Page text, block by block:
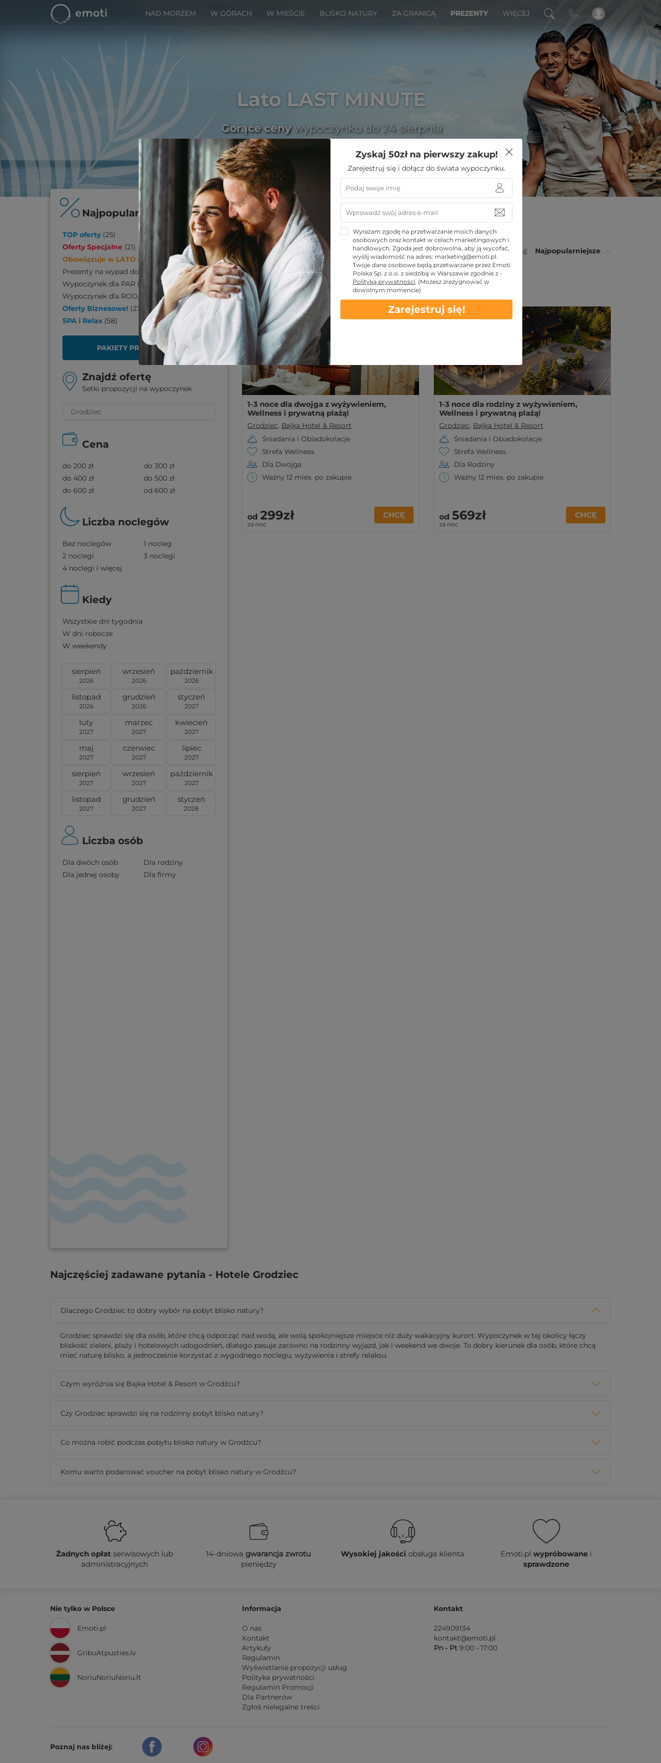
NAD MORZEM W GÓRACH W MIEŚCIE BLISKO NATURY ZA GRANICĄ PREZENTY WIĘCEJ
Lato LAST MINUTE
Gorące cenywypoczynku do 24 sierpnia
Emoti » Hotel blisko natury Hotele Grodziec
Najpopularniejsze oferty
TOP oferty (25)
Oferty Specjalne (21)
Obowiązuje w LATO (
Prezenty na wypad do SPA
110)
Wypoczynek dla PAR (
Wypoczynek dla RODZINY
139)
Oferty Biznesowe! (27
SPA i Relax (58)
PAKIETY PREZENTOWE
Znajdź ofertę
Setki propozycji na wypoczynek
Cena
do 200 zł
do 300 zł
do 400 zł
do 500 zł
do 600 zł
od 600 zł
Liczba noclegów
Bez noclegów
1 nocleg
2 noclegi
3 noclegi
4 noclegi i więcej
Kiedy
Wszystkie dni tygodnia
W dni robocze
W weekendy
sierpień
2026
wrzesień
2026
październik
2026
listopad
2026
grudzień
2026
styczeń
2027
luty
2027
marzec
2027
kwiecień
2027
maj
2027
czerwiec
2027
lipiec
2027
sierpień
2027
wrzesień
2027
październik
2027
listopad
2027
grudzień
2027
styczeń
2028
Liczba osób
Dla dwóch osób
Dla rodziny
Dla jednej osoby
Dla firmy
Sortuj: Najpopularniejsze
Hotele Grodziec
Wybieraj z2 oferty wypoczynkowe Emoti.pl
Grodziec to przyjazne i spokojne miasto. Zarezerwuj swój pobyt -
noclegi, hotele. Grodziec czeka!
Więcej
Obowiązuje w LATO
1-3 noce dla dwojga z wyżywieniem,
Wellness i prywatną plażą!
Grodziec, Bajka Hotel & Resort
Śniadania i Obiadokolacje
Strefa Wellness
Dla Dwojga
Ważny 12 mies. po zakupie
od 299zł
za noc
CHCĘ
Obowiązuje w LATO
1-3 noce dla rodziny z wyżywieniem,
Wellness i prywatną plażą!
Grodziec, Bajka Hotel & Resort
Śniadania i Obiadokolacje
Strefa Wellness
Dla Rodziny
Ważny 12 mies. po zakupie
od 569zł
za noc
CHCĘ
Najczęściej zadawane pytania - Hotele Grodziec
Dlaczego Grodziec to dobry wybór na pobyt blisko natury?
Grodziec sprawdzi się dla osób, które chcą odpocząć nad wodą, ale wolą spokojniejsze miejsce niż duży wakacyjny kurort. Wypoczynek w tej okolicy łączy
bliskość zieleni, plaży i hotelowych udogodnień, dlatego pasuje zarówno na rodzinny wyjazd, jak i weekend we dwoje. To dobry kierunek dla osób, które chcą
mieć naturę blisko, a jednocześnie korzystać z wygodnego noclegu, wyżywienia i strefy relaksu.
Czym wyróżnia się Bajka Hotel & Resort w Grodźcu?
Czy Grodziec sprawdzi się na rodzinny pobyt blisko natury?
Co można robić podczas pobytu blisko natury w Grodźcu?
Komu warto podarować voucher na pobyt blisko natury w Grodźcu?
Żadnych opłat serwisowych lub
administracyjnych
14-dniowagwarancja zwrotu
pieniędzy
Wysokiej jakości obsługa klienta Emoti.plwypróbowane i
sprawdzone
Nie tylko w Polsce
Emoti.pl
GribuAtpusties.lv
NoriuNoriuNoriu.lt
Informacja
O nas
Kontakt
Artykuły
Regulamin
Wyświetlanie propozycji usług
Polityka prywatności
Regulamin Promocji
Dla Partnerów
Zgłoś nielegalne treści
Kontakt
224909134
kontakt@emoti.pl
Pn - Pt 9:00 - 17:00
Poznaj nas bliżej:
Zyskaj 50zł na pierwszy zakup!
Zarejestruj się i dołącz do świata wypoczynku.
Wyrażam zgodę na przetwarzanie moich danych
osobowych oraz kontakt w celach marketingowych i
handlowych. Zgoda jest dobrowolna, aby ją wycofać,
wyślij wiadomość na adres: marketing@emoti.pl.
Twoje dane osobowe będą przetwarzane przez Emoti
Polska Sp. z o.o. z siedzibą w Warszawie zgodnie z -
Polityką prywatności. (Możesz zrezygnować w
dowolnym momencie)
Zarejestruj się!